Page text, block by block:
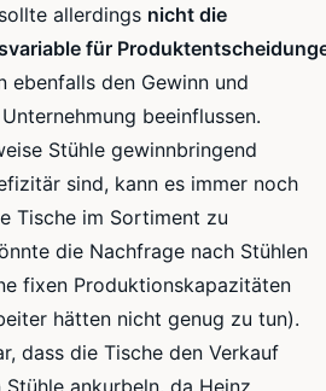
allerdings nicht die
für
ebenfalls den Gewinn und
beeinflussen.
Stühle gewinnbringend
sind, kann es immer noch
Tische im Sortiment zu
die Nachfrage nach Stühlen
fixen Produktionskapazitäten
hätten nicht genug zu tun).
dass die Tische den Verkauf
ankurbeln, da Heinz